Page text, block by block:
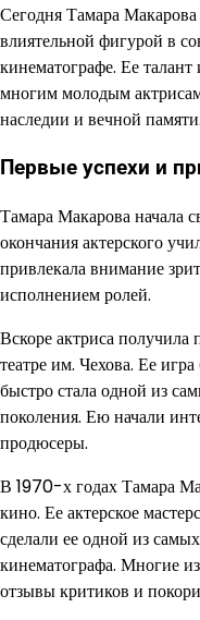
Сегодня Тамара
влиятельной фигурой в
кинематографе. Ее
многим молодым
наследии и вечной памяти.
Первые успехи и
Тамара Макарова начала
окончания актерского
привлекала внимание
исполнением ролей.
Вскоре актриса
театре им. Чехова. Ее
быстро стала одной из
поколения. Ею начали
продюсеры.
В 1970-х годах Тамара
кино. Ее актерское
сделали ее одной из
кинематографа. Многие
отзывы критиков и